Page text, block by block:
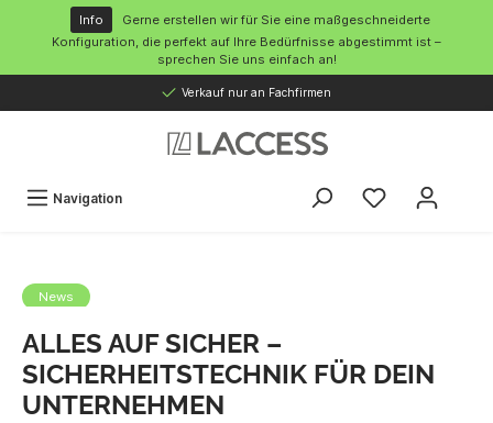
springen
Info
Gerne erstellen wir für Sie eine maßgeschneiderte
Konfiguration, die perfekt auf Ihre Bedürfnisse abgestimmt ist –
sprechen Sie uns einfach an!
Verkauf nur an Fachfirmen
Navigation
News
ALLES AUF SICHER –
SICHERHEITSTECHNIK FÜR DEIN
UNTERNEHMEN